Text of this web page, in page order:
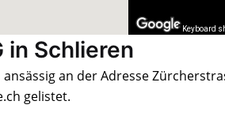
Keyboard
in Schlieren
an der Adresse
gelistet.